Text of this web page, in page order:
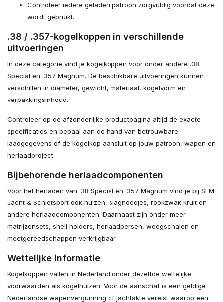
Controleer iedere geladen patroon zorgvuldig voordat deze
wordt gebruikt.
.38 / .357-kogelkoppen in verschillende
uitvoeringen
In deze categorie vind je kogelkoppen voor onder andere .38
Special en .357 Magnum. De beschikbare uitvoeringen kunnen
verschillen in diameter, gewicht, materiaal, kogelvorm en
verpakkingsinhoud.
Controleer op de afzonderlijke productpagina altijd de exacte
specificaties en bepaal aan de hand van betrouwbare
laadgegevens of de kogelkop aansluit op jouw patroon, wapen en
herlaadproject.
Bijbehorende herlaadcomponenten
Voor het herladen van .38 Special en .357 Magnum vind je bij SEM
Jacht & Schietsport ook hulzen, slaghoedjes, rookzwak kruit en
andere herlaadcomponenten. Daarnaast zijn onder meer
matrijzensets, shell holders, herlaadpersen, weegschalen en
meetgereedschappen verkrijgbaar.
Wettelijke informatie
Kogelkoppen vallen in Nederland onder dezelfde wettelijke
voorwaarden als kogelhulzen. Voor de aanschaf is een geldige
Nederlandse wapenvergunning of jachtakte vereist waarop een